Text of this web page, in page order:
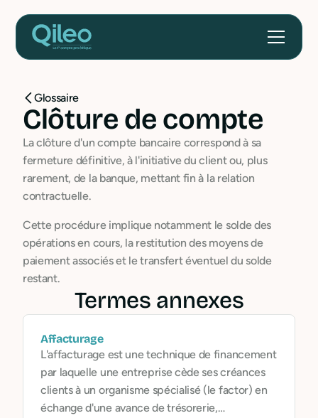
Glossaire
Clôture de compte
La clôture d'un compte bancaire correspond à sa
fermeture définitive, à l'initiative du client ou, plus
rarement, de la banque, mettant fin à la relation
contractuelle.
Cette procédure implique notamment le solde des
opérations en cours, la restitution des moyens de
paiement associés et le transfert éventuel du solde
restant.
Termes annexes
Affacturage
L'affacturage est une technique de financement
par laquelle une entreprise cède ses créances
clients à un organisme spécialisé (le factor) en
échange d'une avance de trésorerie,